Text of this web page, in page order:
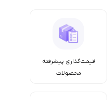
قیمت‌گذاری پیشرفته
محصولات